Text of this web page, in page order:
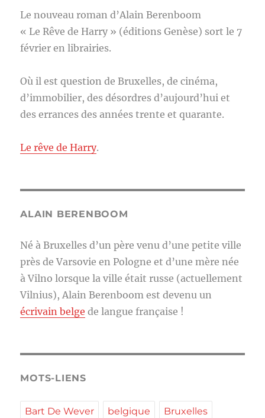
Le nouveau roman d’Alain Berenboom
« Le Rêve de Harry » (éditions Genèse) sort le 7
février en librairies.
Où il est question de Bruxelles, de cinéma,
d’immobilier, des désordres d’aujourd’hui et
des errances des années trente et quarante.
Le rêve de Harry.
ALAIN BERENBOOM
Né à Bruxelles d’un père venu d’une petite ville
près de Varsovie en Pologne et d’une mère née
à Vilno lorsque la ville était russe (actuellement
Vilnius), Alain Berenboom est devenu un
écrivain belge de langue française !
MOTS-LIENS
Bart De Wever belgique Bruxelles